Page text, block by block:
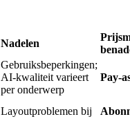
Nadelen
Gebruiksbeperkingen;
AI-kwaliteit varieert
per onderwerp
Pay-
Layoutproblemen bij